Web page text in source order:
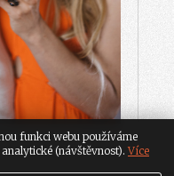
funkci webu používáme
analytické (návštěvnost).Více